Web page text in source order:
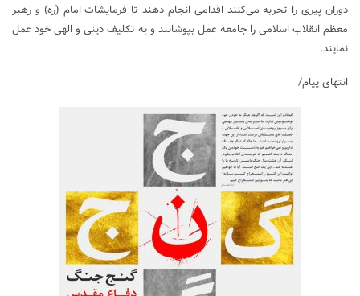
دوران پیری را تجربه می‌کنند اقدامی انجام دهند تا فرمایشات امام (ره) و رهبر
معظم انقلاب اسلامی را جامعه عمل بپوشانند و به تکلیف دینی و الهی خود عمل
نمایند.
انتهای پیام/